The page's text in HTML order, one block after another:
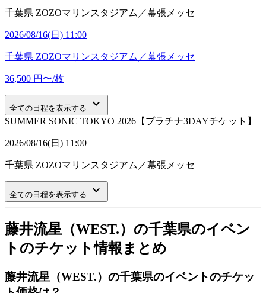
千葉県 ZOZOマリンスタジアム／幕張メッセ
2026/08/16(日) 11:00
千葉県 ZOZOマリンスタジアム／幕張メッセ
36,500 円〜/枚
全ての日程を表示する keyboard_arrow_down
SUMMER SONIC TOKYO 2026【プラチナ3DAYチケット】
2026/08/16(日) 11:00
千葉県 ZOZOマリンスタジアム／幕張メッセ
全ての日程を表示する keyboard_arrow_down
藤井流星（WEST.）の千葉県のイベン
トのチケット情報まとめ
藤井流星（WEST.）の千葉県のイベントのチケッ